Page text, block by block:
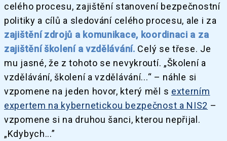
celého procesu, zajištění stanovení bezpečnostní
politiky a cílů a sledování celého procesu, ale i za
zajištění zdrojů a komunikace, koordinaci a za
zajištění školení a vzdělávání. Celý se třese. Je
mu jasné, že z tohoto se nevykroutí. „Školení a
vzdělávání, školení a vzdělávání...“ – náhle si
vzpomene na jeden hovor, který měl s externím
expertem na kybernetickou bezpečnost a NIS2 –
vzpomene si na druhou šanci, kterou nepřijal.
„Kdybych...”